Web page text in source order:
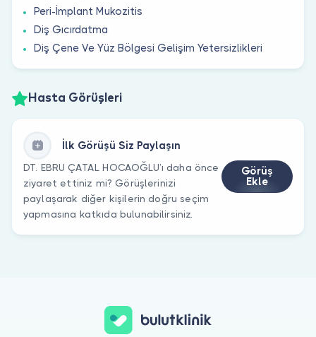
Peri-İmplant Mukozitis
Diş Gıcırdatma
Diş Çene Ve Yüz Bölgesi Gelişim Yetersizlikleri
Hasta Görüşleri
İlk Görüşü Siz Paylaşın
DT. EBRU ÇATAL HOCAOĞLU’ı daha önce
ziyaret ettiniz mi? Görüşlerinizi
paylaşarak diğer kişilerin doğru seçim
yapmasına katkıda bulunabilirsiniz.
Görüş
Ekle